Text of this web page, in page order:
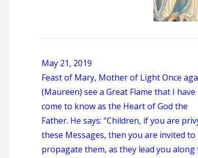
May 21, 2019
Feast of Mary, Mother of LightOnce
(Maureen) see a Great Flame that I have
come to know as the Heart of God the
Father. He says: “Children, if you are
these Messages, then you are invited to
propagate them, as they lead you along